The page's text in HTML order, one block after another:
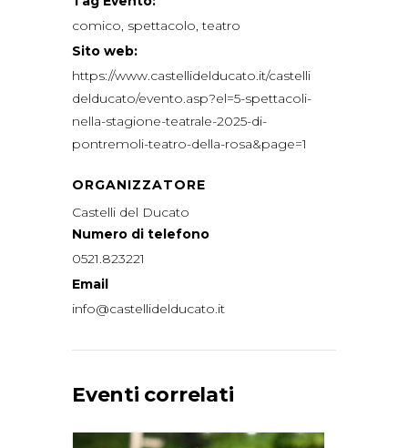
comico, spettacolo,teatro
Sito web:
https://www.castellidelducato.it/castelli
delducato/evento.asp?el=5-spettacoli-
nella-stagione-teatrale-2025-di-
pontremoli-teatro-della-rosa&page=1
ORGANIZZATORE
Castelli del Ducato
Numero di telefono
0521.823221
Email
info@castellidelducato.it
Eventi correlati